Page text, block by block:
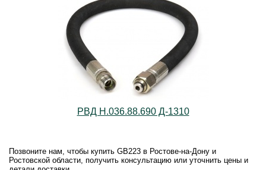
РВД Н.036.88.690 Д-1310
Позвоните нам, чтобы купить GB223 в Ростове-на-Дону и
Ростовской области, получить консультацию или уточнить цены и